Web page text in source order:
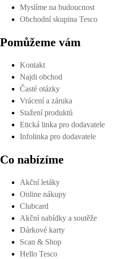
Myslíme na budoucnost
Obchodní skupina Tesco
Pomůžeme vám
Kontakt
Najdi obchod
Časté otázky
Vrácení a záruka
Stažení produktů
Etická linka pro dodavatele
Infolinka pro dodavatele
Co nabízíme
Akční letáky
Online nákupy
Clubcard
Akční nabídky a soutěže
Dárkové karty
Scan & Shop
Hello Tesco